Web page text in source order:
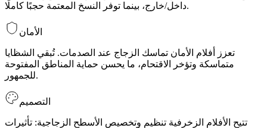
داخل/خارج، بينما توفر النسخ المعتمة حجبًا كاملًا.
الأمان
تعزز أفلام الأمان تماسك الزجاج عند الصدمات. تُبقي الشظايا
متماسكة وتؤخر الاقتحام، ما يحسن حماية المناطق المفتوحة
للجمهور.
التصميم
تتيح الأفلام الزخرفية تنظيم وتخصيص الأسطح الزجاجية: تأثيرات